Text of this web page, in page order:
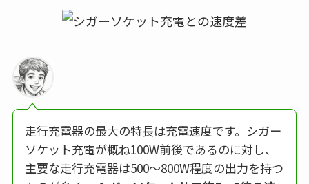
走行充電器の最大の特長は充電速度です。シガー
ソケット充電が概ね100W前後であるのに対し、
主要な走行充電器は500〜800W程度の出力を持つ